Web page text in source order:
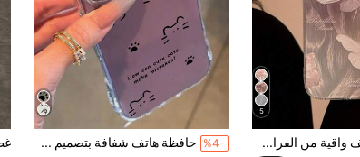
5
حافظة هاتف واقية من الفراشة من مادة TPU عصرية، مع فتحات تهوية كبيرة ومطبوعة بريشة وشبكة تدرج، متوافقة مع هواتف آيفون 16/11/16برو/16بلس/16برو ماكس/16إي/15برو ماكس/13/14/12/XS/XR/7G/8P وهواتف سامسونج جالاكسي S25/S25بلس/S25 أولترا/A16/A36/A26/A56/A50/A12/A32/A52، مقاومة للماء والصدمات والخدش، هدية مناسبة للربيع والحفلات %4- حافظة هاتف شفافة بتصميم خط فني لبصمة قدم قطة وشعار باللغة الإنجليزية باللون البنفسجي، تصميم أذن قطة مع وسادة هوائية مضادة للسقوط وفتحات دقيقة 1.5 مم، سير معلق متوافق مع هواتف آيفون 17/17برو/17إير/17برو ماكس/16إي، 17إي/16/16برو/16بلس/16برو ماكس/15برو ماكس/11/12/13/14/15بلس/15برو/14برو/13برو، هدية عيد الربيع